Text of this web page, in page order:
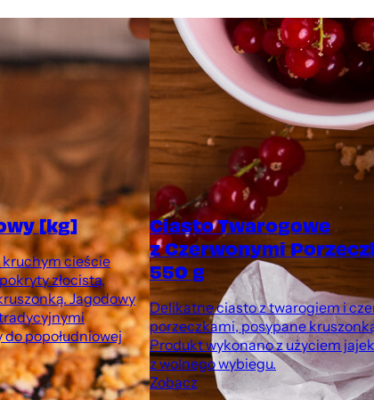
[kg]
cieście
złocistą,
Jagodowy
popołudniowej
Ciasto Twarogowe
z Czerwonymi
550 g
Delikatne ciasto z twarogiem i
porzeczkami, posypane
Produkt wykonano z użyciem jajek
z wolnego wybiegu.
Zobacz